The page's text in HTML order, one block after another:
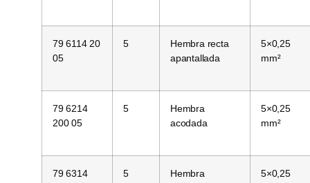
79 6114 20
05
5
Hembra recta
apantallada
5×0,25
mm²
79 6214
200 05
5
Hembra
acodada
5×0,25
mm²
79 6314
5
Hembra
5×0,25